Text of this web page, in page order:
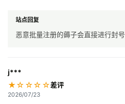
站点回复
恶意批量注册的薅子会直接进行封号
j***
★☆☆☆☆差评
2026/07/23